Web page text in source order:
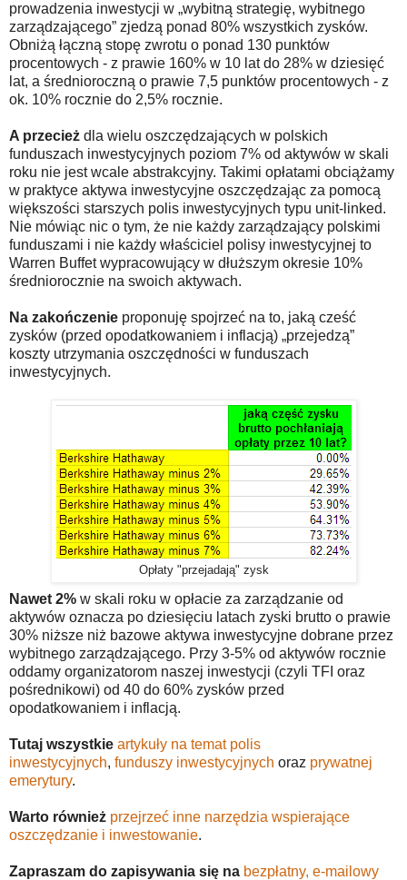
prowadzenia inwestycji w „wybitną strategię, wybitnego
zarządzającego” zjedzą ponad 80% wszystkich zysków.
Obniżą łączną stopę zwrotu o ponad 130 punktów
procentowych - z prawie 160% w 10 lat do 28% w dziesięć
lat, a średnioroczną o prawie 7,5 punktów procentowych - z
ok. 10% rocznie do 2,5% rocznie.
A przecież dla wielu oszczędzających w polskich
funduszach inwestycyjnych poziom 7% od aktywów w skali
roku nie jest wcale abstrakcyjny. Takimi opłatami obciążamy
w praktyce aktywa inwestycyjne oszczędzając za pomocą
większości starszych polis inwestycyjnych typu unit-linked.
Nie mówiąc nic o tym, że nie każdy zarządzający polskimi
funduszami i nie każdy właściciel polisy inwestycyjnej to
Warren Buffet wypracowujący w dłuższym okresie 10%
średniorocznie na swoich aktywach.
Na zakończenie proponuję spojrzeć na to, jaką cześć
zysków (przed opodatkowaniem i inflacją) „przejedzą”
koszty utrzymania oszczędności w funduszach
inwestycyjnych.
Opłaty "przejadają" zysk
Nawet 2% w skali roku w opłacie za zarządzanie od
aktywów oznacza po dziesięciu latach zyski brutto o prawie
30% niższe niż bazowe aktywa inwestycyjne dobrane przez
wybitnego zarządzającego. Przy 3-5% od aktywów rocznie
oddamy organizatorom naszej inwestycji (czyli TFI oraz
pośrednikowi) od 40 do 60% zysków przed
opodatkowaniem i inflacją.
Tutaj wszystkie artykuły na temat polis
inwestycyjnych, funduszy inwestycyjnych oraz prywatnej
emerytury.
Warto również przejrzeć inne narzędzia wspierające
oszczędzanie i inwestowanie.
Zapraszam do zapisywania się na bezpłatny, e-mailowy